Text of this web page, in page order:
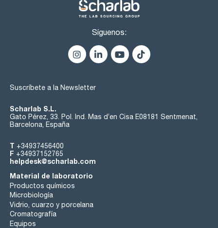
Síguenos:
Suscríbete a la Newsletter
Scharlab S.L.
Gato Pérez, 33. Pol. Ind. Mas d’en Cisa E08181 Sentmenat,
Barcelona, España
T +34937456400
F +34937152765
helpdesk@scharlab.com
Material de laboratorio
Productos químicos
Microbiología
Vidrio, cuarzo y porcelana
Cromatografía
Equipos